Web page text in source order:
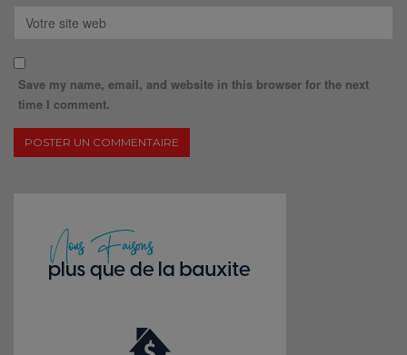
Save my name, email, and website in this browser for the next
time I comment.